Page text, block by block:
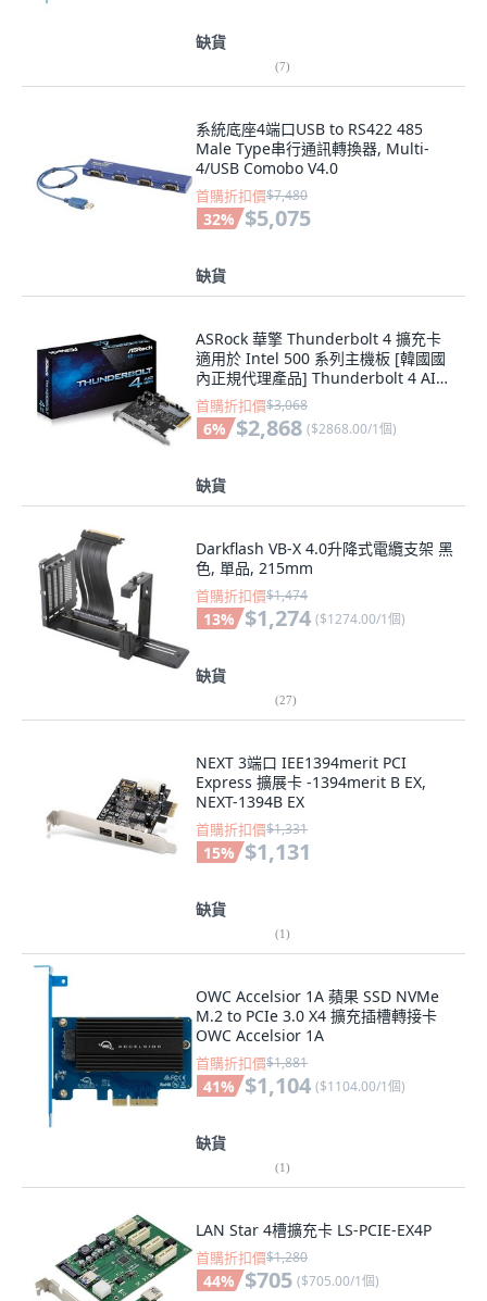
缺貨
(7)
系統底座4端口USB to RS422 485
Male Type串行通訊轉換器, Multi-
4/USB Comobo V4.0
首購折扣價$7,480
32% $5,075
缺貨
ASRock 華擎 Thunderbolt 4 擴充卡
適用於 Intel 500 系列主機板 [韓國國
內正規代理產品] Thunderbolt 4 AIC
R2.0, 1個, 4AICR2.0
首購折扣價$3,068
6% $2,868 ($2868.00/1個)
缺貨
Darkflash VB-X 4.0升降式電纜支架 黑
色, 單品, 215mm
首購折扣價$1,474
13% $1,274 ($1274.00/1個)
缺貨
(27)
NEXT 3端口 IEE1394merit PCI
Express 擴展卡 -1394merit B EX,
NEXT-1394B EX
首購折扣價$1,331
15% $1,131
缺貨
(1)
OWC Accelsior 1A 蘋果 SSD NVMe
M.2 to PCIe 3.0 X4 擴充插槽轉接卡
OWC Accelsior 1A
首購折扣價$1,881
41% $1,104 ($1104.00/1個)
缺貨
(1)
LAN Star 4槽擴充卡 LS-PCIE-EX4P
首購折扣價$1,280
44% $705 ($705.00/1個)